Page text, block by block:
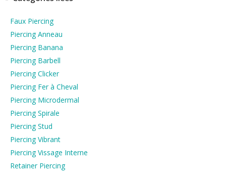
Faux Piercing
Piercing Anneau
Piercing Banana
Piercing Barbell
Piercing Clicker
Piercing Fer à Cheval
Piercing Microdermal
Piercing Spirale
Piercing Stud
Piercing Vibrant
Piercing Vissage Interne
Retainer Piercing